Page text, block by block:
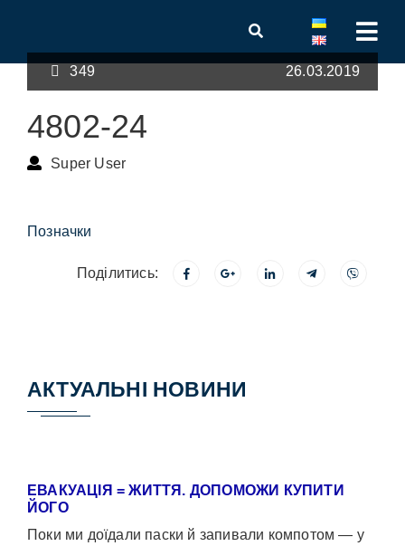
349 26.03.2019
4802-24
Super User
Позначки
Поділитись:
АКТУАЛЬНІ НОВИНИ
ЕВАКУАЦІЯ = ЖИТТЯ. ДОПОМОЖИ КУПИТИ
ЙОГО
Поки ми доїдали паски й запивали компотом — у